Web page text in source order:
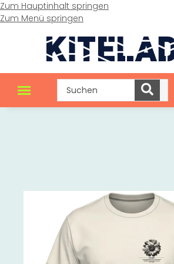
Zum Hauptinhalt springen
Zum Menü springen